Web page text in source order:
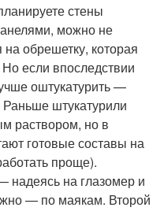
стены
можно не
обрешетку, которая
если впоследствии
оштукатурить —
штукатурили
раствором, но в
готовые составы на
проще).
надеясь на глазомер и
— по маякам. Второй